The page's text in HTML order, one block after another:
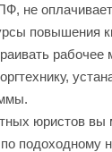
не
повышения
рабочее
юристов вы
подоходному